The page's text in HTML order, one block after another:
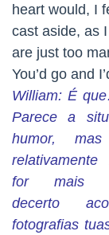
heart would, I
cast aside, as
are just too
You’d go and
William: É
Parece a
humor,
for mais
decerto
fotografias